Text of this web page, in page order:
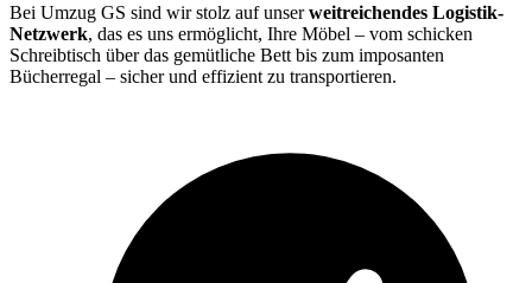
Bei Umzug GS sind wir stolz auf unserweitreichendes Logistik-
Netzwerk, das es uns ermöglicht, Ihre Möbel – vom schicken
Schreibtisch über das gemütliche Bett bis zum imposanten
Bücherregal – sicher und effizient zu transportieren.